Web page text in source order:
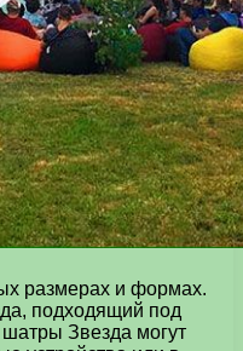
размерах и формах.
подходящий под
Звезда могут